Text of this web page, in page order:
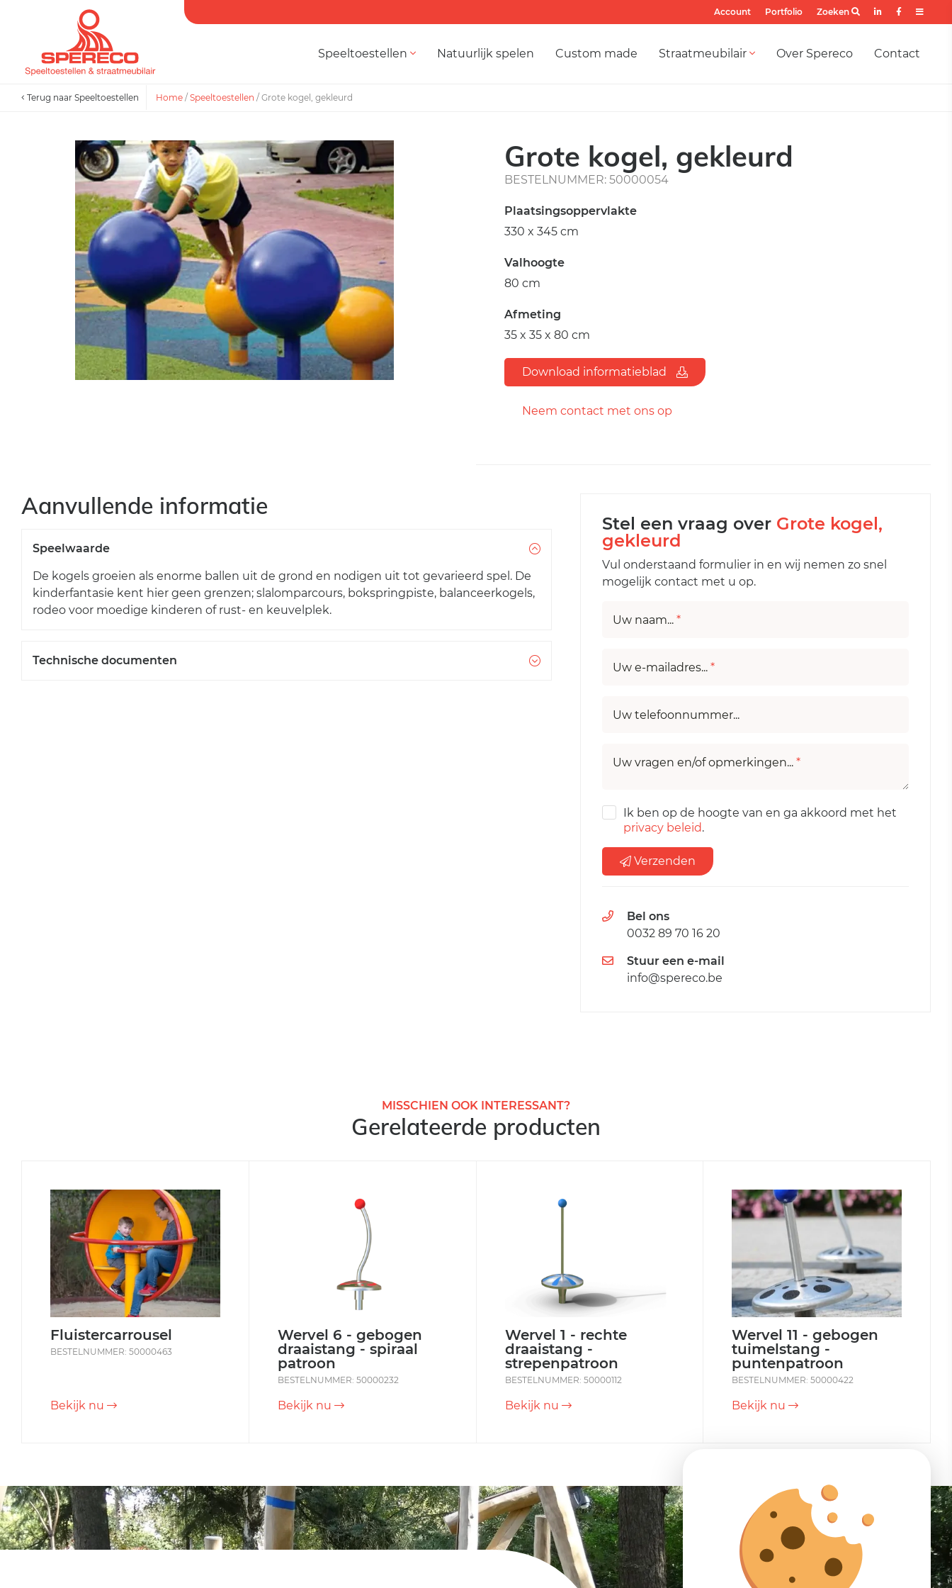
Account Portfolio Zoeken
Speeltoestellen Natuurlijk spelen Custom made Straatmeubilair Over Spereco Contact
Terug naar Speeltoestellen Home / Speeltoestellen / Grote kogel, gekleurd
Grote kogel, gekleurd
BESTELNUMMER: 50000054
Plaatsingsoppervlakte
330 x 345 cm
Valhoogte
80 cm
Afmeting
35 x 35 x 80 cm
Download informatieblad
Neem contact met ons op
Aanvullende informatie
Speelwaarde
De kogels groeien als enorme ballen uit de grond en nodigen uit tot gevarieerd spel. De
kinderfantasie kent hier geen grenzen; slalomparcours, bokspringpiste, balanceerkogels,
rodeo voor moedige kinderen of rust- en keuvelplek.
Technische documenten
Stel een vraag over Grote kogel,
gekleurd
Vul onderstaand formulier in en wij nemen zo snel
mogelijk contact met u op.
Uw naam... *
Uw e-mailadres... *
Uw telefoonnummer...
Uw vragen en/of opmerkingen... *
Ik ben op de hoogte van en ga akkoord met het
privacy beleid.
Verzenden
Bel ons
0032 89 70 16 20
Stuur een e-mail
info@spereco.be
MISSCHIEN OOK INTERESSANT?
Gerelateerde producten
Fluistercarrousel
BESTELNUMMER: 50000463
Bekijk nu
Wervel 6 - gebogen
draaistang - spiraal
patroon
BESTELNUMMER: 50000232
Bekijk nu
Wervel 1 - rechte
draaistang -
strepenpatroon
BESTELNUMMER: 50000112
Bekijk nu
Wervel 11 - gebogen
tuimelstang -
puntenpatroon
BESTELNUMMER: 50000422
Bekijk nu